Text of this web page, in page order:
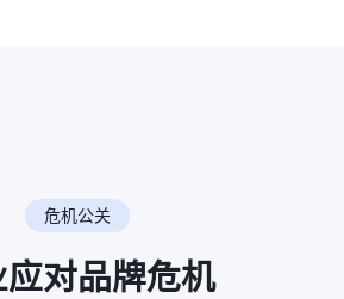
危机公关
应对品牌危机